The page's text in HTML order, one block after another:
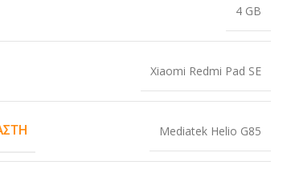
4 GB
Xiaomi Redmi Pad SE
Mediatek Helio G85